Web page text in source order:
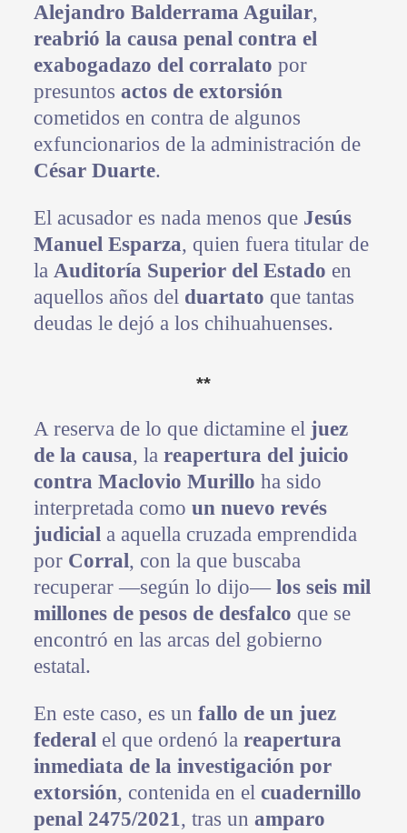
Alejandro Balderrama Aguilar,
reabrió la causa penal contra el
exabogadazo del corralato por
presuntos actos de extorsión
cometidos en contra de algunos
exfuncionarios de la administración de
César Duarte.
El acusador es nada menos que Jesús
Manuel Esparza, quien fuera titular de
la Auditoría Superior del Estado en
aquellos años del duartato que tantas
deudas le dejó a los chihuahuenses.
**
A reserva de lo que dictamine el juez
de la causa, la reapertura del juicio
contra Maclovio Murillo ha sido
interpretada como un nuevo revés
judiciala aquella cruzada emprendida
por Corral, con la que buscaba
recuperar —según lo dijo— los seis mil
millones de pesos de desfalco que se
encontró en las arcas del gobierno
estatal.
En este caso, es un fallo de un juez
federalel que ordenó la reapertura
inmediata de la investigación por
extorsión, contenida en el cuadernillo
penal 2475/2021, tras un amparo